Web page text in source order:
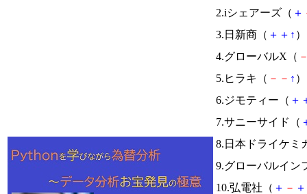
2.iシェアーズ（ ＋
3.日新商（ ＋ ＋ ↑
4.グローバルX（
5.ヒラキ（ － － ↑
6.ジモティー（ ＋
7.サニーサイド（
8.日本ドライケミ
9.グローバルイン
10.弘電社（ ＋ － ＋